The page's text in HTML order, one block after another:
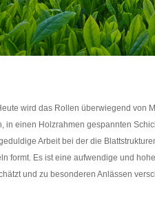
wird das Rollen überwiegend von
einen Holzrahmen gespannten
Arbeit bei der die
formt. Es ist eine aufwendige und
und zu besonderen Anlässen